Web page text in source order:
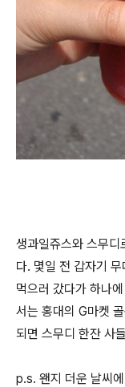
생과일쥬스와 스무디
다. 몇일 전 갑자기
먹으러 갔다가 하나
서는 홍대의 G마켓
되면 스무디 한잔 사
p.s. 왠지 더운 날씨